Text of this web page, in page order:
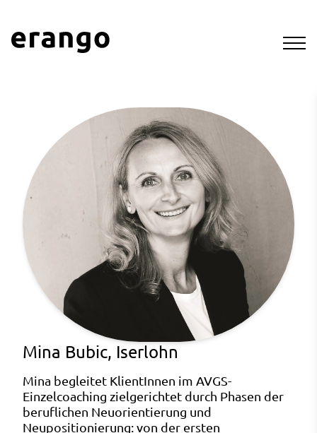
Mina Bubic, Iserlohn
Mina begleitet KlientInnen im AVGS-
Einzelcoaching zielgerichtet durch Phasen der
beruflichen Neuorientierung und
Neupositionierung: von der ersten